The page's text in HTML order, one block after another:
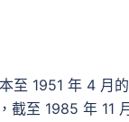
至 1951 年 4 月
截至 1985 年 11